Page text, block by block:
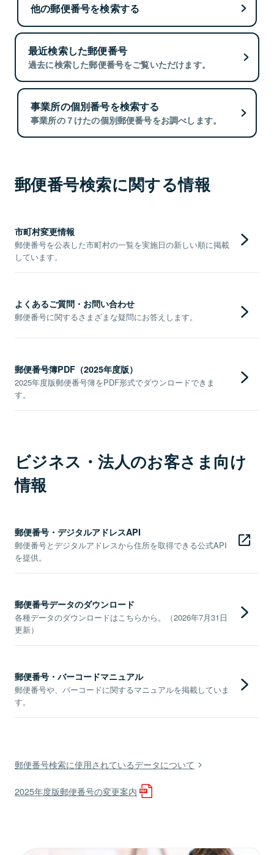
他の郵便番号を検索する
最近検索した郵便番号
過去に検索した郵便番号をご覧いただけます。
事業所の個別番号を検索する
事業所の７けたの個別郵便番号をお調べします。
郵便番号検索に関する情報
市町村変更情報
郵便番号を公表した市町村の一覧を実施日の新しい順に掲載
しています。
よくあるご質問・お問い合わせ
郵便番号に関するさまざまな疑問にお答えします。
郵便番号簿PDF（2025年度版）
2025年度版郵便番号簿をPDF形式でダウンロードできま
す。
ビジネス・法人のお客さま向け
情報
郵便番号・デジタルアドレスAPI
郵便番号とデジタルアドレスから住所を取得できる公式API
を提供。
郵便番号データのダウンロード
各種データのダウンロードはこちらから。（2026年7月31日
更新）
郵便番号・バーコードマニュアル
郵便番号や、バーコードに関するマニュアルを掲載していま
す。
郵便番号検索に使用されているデータについて
2025年度版郵便番号の変更案内